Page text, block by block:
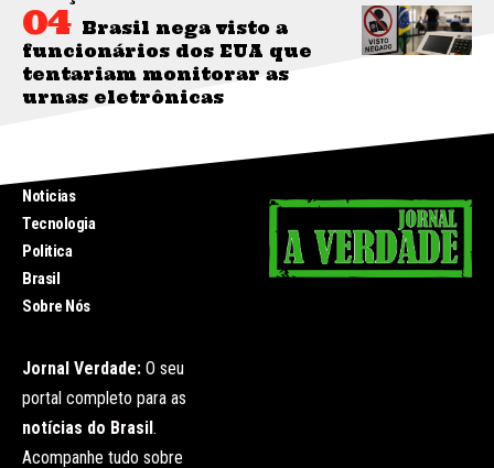
Brasil nega visto a
funcionários dos EUA que
tentariam monitorar as
urnas eletrônicas
Noticias
Tecnologia
Politica
Brasil
Sobre Nós
Jornal Verdade: O seu
portal completo para as
notícias do Brasil .
Acompanhe tudo sobre